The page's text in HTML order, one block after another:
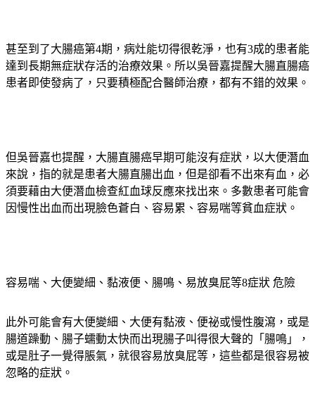
甚至到了大腸癌第4期，病灶能切得很乾淨，也有3成的患者能
達到長期無症狀存活的治療效果。所以吳晉嘉提醒大腸直腸癌
但吳晉嘉也提醒，大腸直腸癌早期可能沒有症狀，以大便潛血
來說，指的就是患者大腸直腸出血，但是卻看不出來有血，必
須要藉由大便潛血檢查紅血球反應來找出來。多數患者可能會
此外可能會有大便變細、大便有黏液、便祕或慢性腹瀉，或是
腸道躁動、腸子蠕動太快而出現腸子叫得很大聲的「腸鳴」，
或是肚子一覺得脹氣，就很容易放臭屁等，這些都是很容易被